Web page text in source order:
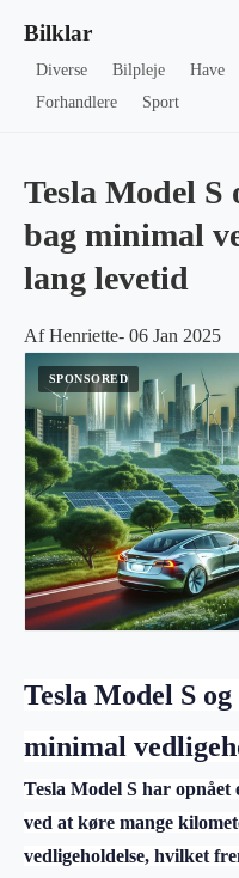
Bilklar
Diverse Bilpleje Have
Forhandlere
Sport
Tesla Model S
bag minimal
lang levetid
Af Henriette- 06 Jan 2025
Tesla Model S
minimal
Tesla Model S har
ved at køre mange
vedligeholdelse, hvilket